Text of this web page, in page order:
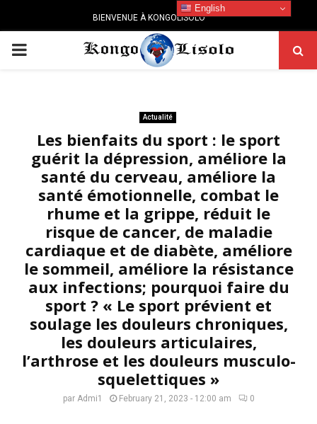
BIENVENUE À KONGOLISOLO
PRIMARY
Actualité
Les bienfaits du sport : le sport
guérit la dépression, améliore la
santé du cerveau, améliore la
santé émotionnelle, combat le
rhume et la grippe, réduit le
risque de cancer, de maladie
cardiaque et de diabète, améliore
le sommeil, améliore la résistance
aux infections; pourquoi faire du
sport ? « Le sport prévient et
soulage les douleurs chroniques,
les douleurs articulaires,
l’arthrose et les douleurs musculo-
squelettiques »
par Admi1 February 21, 2023 - 12:00 am 0
English